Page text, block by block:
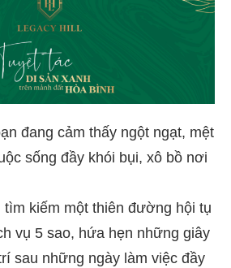
đang cảm thấy ngột ngạt, mệt
sống đầy khói bụi, xô bồ nơi
tìm kiếm một thiên đường hội tụ
vụ 5 sao, hứa hẹn những giây
sau những ngày làm việc đầy